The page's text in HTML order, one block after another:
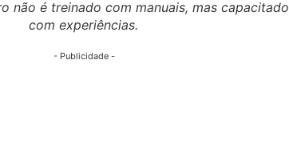
não é treinado com manuais, mas capacitado
com experiências.
- Publicidade -